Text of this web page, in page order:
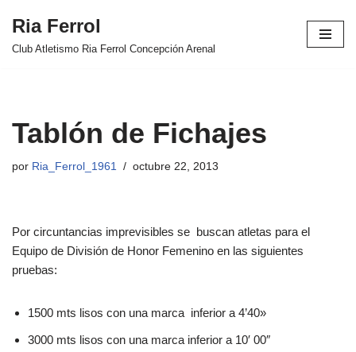
Saltar
Ria Ferrol
Club Atletismo Ria Ferrol Concepción Arenal
Tablón de Fichajes
por Ria_Ferrol_1961 octubre 22, 2013
Por circuntancias imprevisibles se buscan atletas para el
Equipo de División de Honor Femenino en las siguientes
pruebas:
1500 mts lisos con una marca inferior a 4’40»
3000 mts lisos con una marca inferior a 10′ 00″